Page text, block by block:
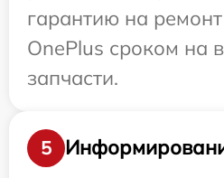
гарантию на ремонт
OnePlus сроком на
запчасти.
5